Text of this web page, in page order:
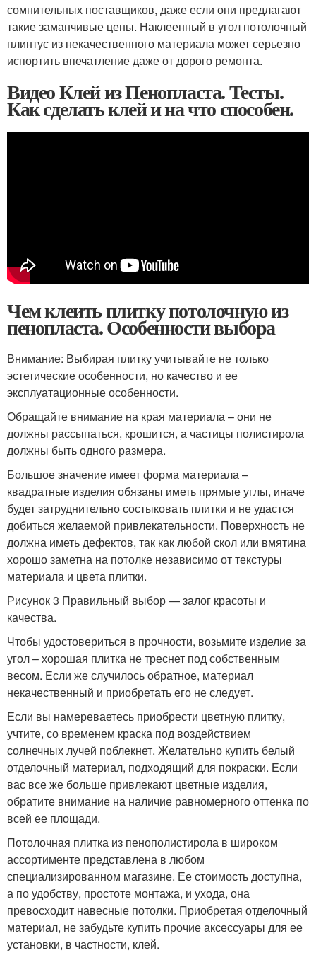
сомнительных поставщиков, даже если они предлагают
такие заманчивые цены. Наклеенный в угол потолочный
плинтус из некачественного материала может серьезно
испортить впечатление даже от дорого ремонта.
Видео Клей из Пенопласта. Тесты.
Как сделать клей и на что способен.
Чем клеить плитку потолочную из
пенопласта. Особенности выбора
Внимание: Выбирая плитку учитывайте не только
эстетические особенности, но качество и ее
эксплуатационные особенности.
Обращайте внимание на края материала – они не
должны рассыпаться, крошится, а частицы полистирола
должны быть одного размера.
Большое значение имеет форма материала –
квадратные изделия обязаны иметь прямые углы, иначе
будет затруднительно состыковать плитки и не удастся
добиться желаемой привлекательности. Поверхность не
должна иметь дефектов, так как любой скол или вмятина
хорошо заметна на потолке независимо от текстуры
материала и цвета плитки.
Рисунок 3 Правильный выбор — залог красоты и
качества.
Чтобы удостовериться в прочности, возьмите изделие за
угол – хорошая плитка не треснет под собственным
весом. Если же случилось обратное, материал
некачественный и приобретать его не следует.
Если вы намереваетесь приобрести цветную плитку,
учтите, со временем краска под воздействием
солнечных лучей поблекнет. Желательно купить белый
отделочный материал, подходящий для покраски. Если
вас все же больше привлекают цветные изделия,
обратите внимание на наличие равномерного оттенка по
всей ее площади.
Потолочная плитка из пенополистирола в широком
ассортименте представлена в любом
специализированном магазине. Ее стоимость доступна,
а по удобству, простоте монтажа, и ухода, она
превосходит навесные потолки. Приобретая отделочный
материал, не забудьте купить прочие аксессуары для ее
установки, в частности, клей.